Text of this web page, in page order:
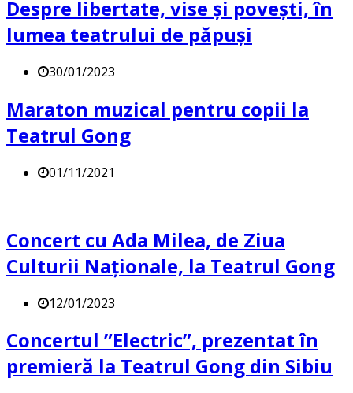
Despre libertate, vise și povești, în
lumea teatrului de păpuși
30/01/2023
Maraton muzical pentru copii la
Teatrul Gong
01/11/2021
Concert cu Ada Milea, de Ziua
Culturii Naționale, la Teatrul Gong
12/01/2023
Concertul ”Electric”, prezentat în
premieră la Teatrul Gong din Sibiu